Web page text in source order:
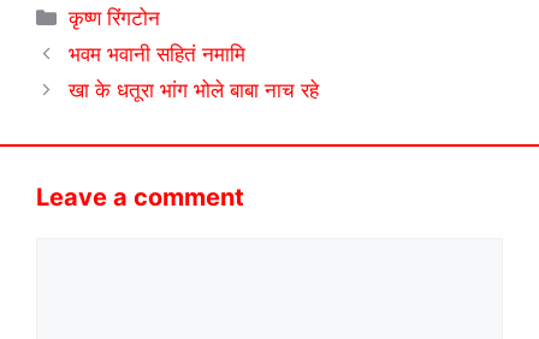
Categories
कृष्ण रिंगटोन
भवम भवानी सहितं नमामि
खा के धतूरा भांग भोले बाबा नाच रहे
Leave a comment